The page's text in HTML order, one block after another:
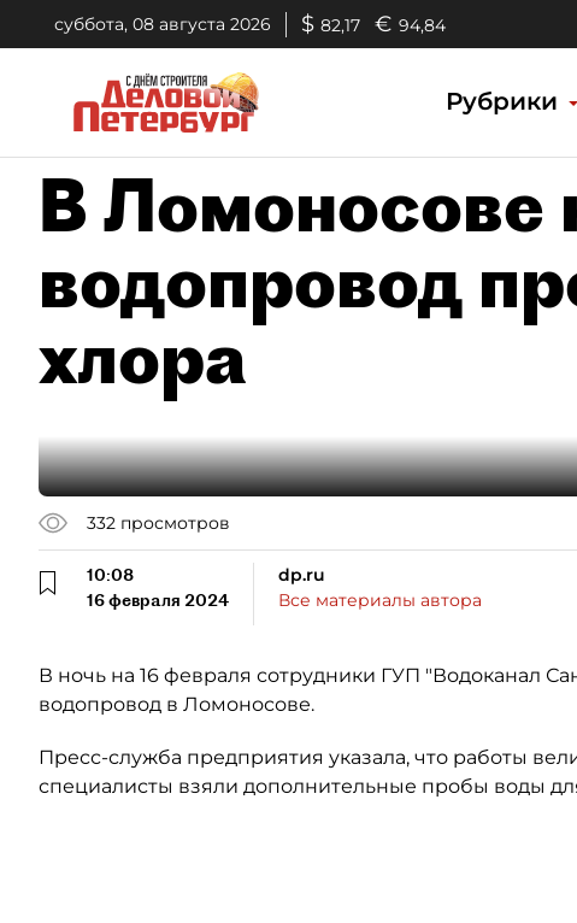
суббота, 08 августа 2026 $ 82,17 € 94,84
Рубрики
В Ломоносове
водопровод
хлора
332 просмотров
10:08
16 февраля 2024
dp.ru
Все материалы автора
В ночь на 16 февраля сотрудники ГУП "Водоканал
водопровод в Ломоносове.
Пресс-служба предприятия указала, что работы
специалисты взяли дополнительные пробы воды